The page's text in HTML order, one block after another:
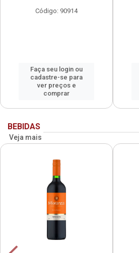
Código: 90914
Faça seu login ou
cadastre-se para
ver preços e
comprar
BEBIDAS
Veja mais